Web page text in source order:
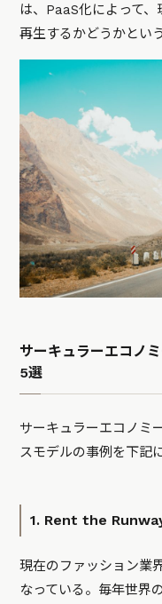
は、PaaS化によって
再生するかどうかとい
サーキュラーエコノ
5選
サーキュラーエコノミ
スモデルの事例を下記
1. Rent the
現在のファッション業
なっている。毎年世界